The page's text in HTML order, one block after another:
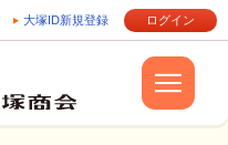
大塚ID新規登録 ログイン